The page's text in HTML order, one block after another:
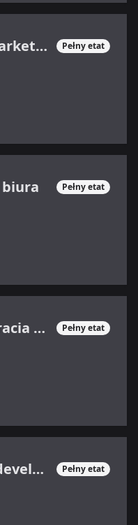
Specjalistka/ta ds. marketingu internetowego Pełny etat
Pełny etat
Programista ds. wspracia technicznego Pełny etat
Junior Ruby on Rails developer Pełny etat